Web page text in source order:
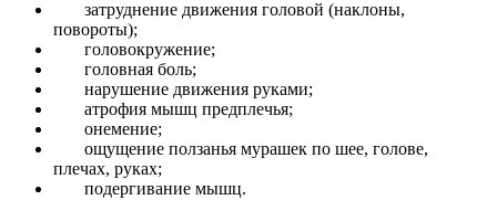
затруднение движения головой (наклоны,
повороты);
головокружение;
головная боль;
нарушение движения руками;
атрофия мышц предплечья;
онемение;
ощущение ползанья мурашек по шее, голове,
плечах, руках;
подергивание мышц.